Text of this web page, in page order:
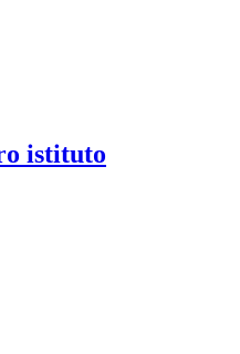
istituto